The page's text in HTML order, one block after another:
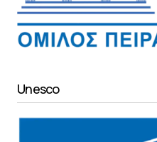
Unesco